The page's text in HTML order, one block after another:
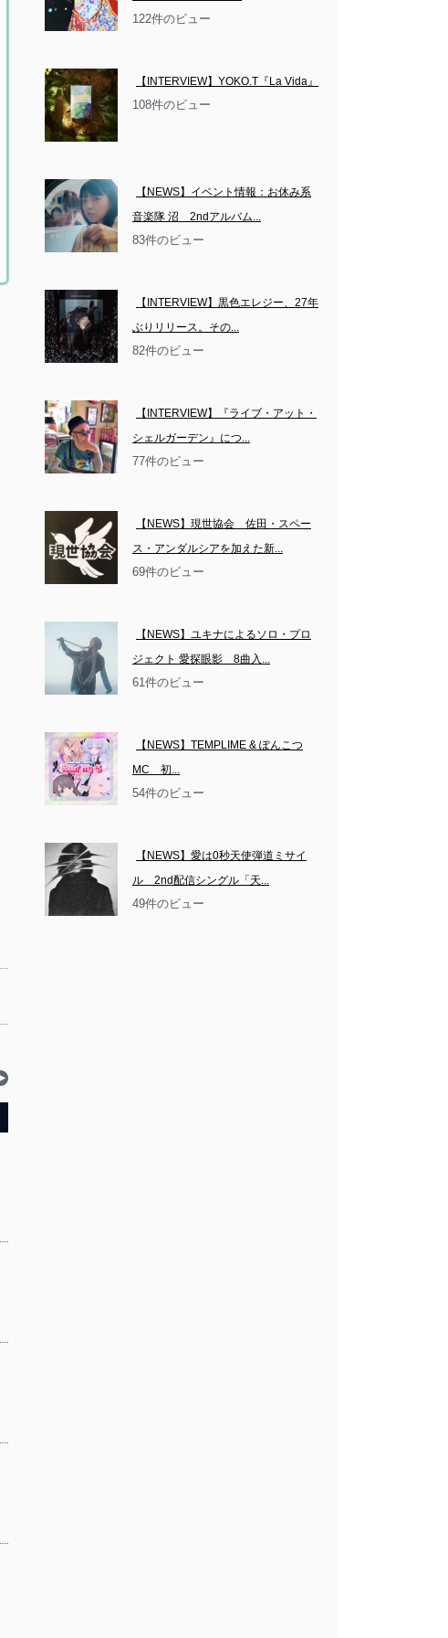
122件のビュー
【INTERVIEW】YOKO.T『La Vida』
108件のビュー
【NEWS】イベント情報：お休み系
音楽隊 沼　2ndアルバム...
83件のビュー
【INTERVIEW】黒色エレジー、27年
ぶりリリース。その...
82件のビュー
【INTERVIEW】『ライブ・アット・
シェルガーデン』につ...
77件のビュー
【NEWS】現世協会　佐田・スペー
ス・アンダルシアを加えた新...
69件のビュー
【NEWS】ユキナによるソロ・プロ
ジェクト 愛探眼影　8曲入...
61件のビュー
【NEWS】TEMPLIME & ぽんこつ
MC　初...
54件のビュー
【NEWS】愛は0秒天使弾道ミサイ
ル　2nd配信シングル「天...
49件のビュー